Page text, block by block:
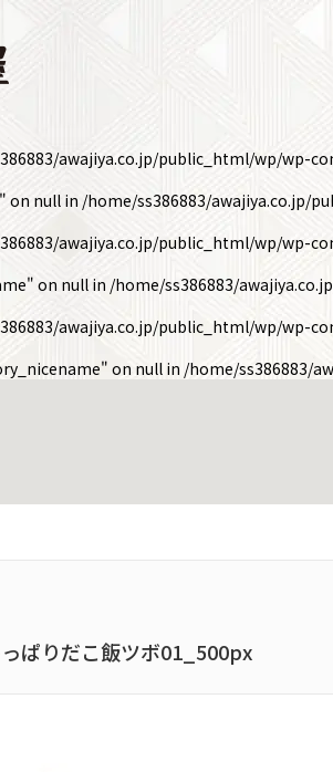
awajiya.co.jp/public_html/wp/wp-
on null in /home/ss386883/awajiya.co.jp/
awajiya.co.jp/public_html/wp/wp-
on null in /home/ss386883/
awajiya.co.jp/public_html/wp/wp-
on null in /home/ss386883/
ぱりだこ飯ツボ01_500px